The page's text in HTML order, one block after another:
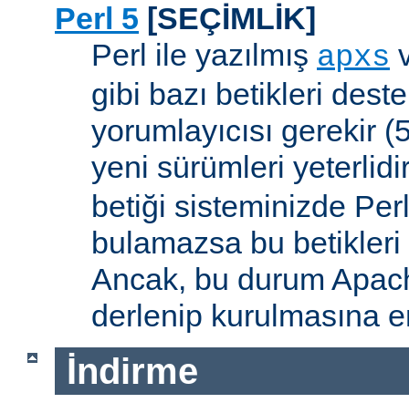
Perl 5 [SEÇİMLİK]
Perl ile yazılmış apxs
gibi bazı betikleri
yorumlayıcısı gerekir
yeni sürümleri
betiği sisteminizde Perl
bulamazsa bu betikleri
Ancak, bu durum
derlenip kurulmasına
İndirme